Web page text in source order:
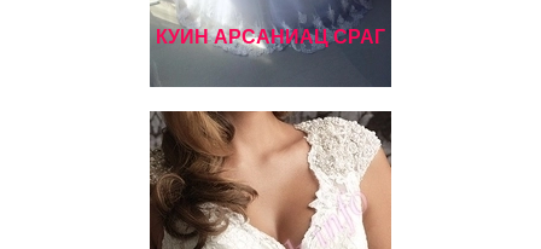
КУИН АРСАНИАЦ СРАГ